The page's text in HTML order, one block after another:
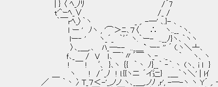
| } 〈 ﾍ_ﾉﾘ /´7
t'＾ｰﾍ_∨ /_ /
｀￣rﾍ_〉｀ヽ _ ,. -―' ､.}- ､
l ー ' ﾉヽ , '⌒＞ﾆ､７〈 ∴ ヽ..__｀ヽ、
lー‐ ' ヽ_´_ ｀ﾞ´ ヽ.｀ー- ..__ﾉ}ヽ､｀ヽヽ
〉､_＿,.､ ﾊ_―-- .._＿` ー‐ '' ´ (.ヽ＼亠､
ｆ､_ / V ｌ､￣｀〃´￣ ヽ_‐ ._ ｀ ヽ、ヽ
! ￣ ! ﾞ､ }､ヽ ｛{ ｀丶 ﾉ}__｀ ‐｀.丶 (ヽ、i l }
＿ ヽ ! /´_ﾉ ! l.{{ヽニ ´イ辷} _＿｀ヽ＼' |
／ ｀丶冫T_７＜-'_,ノノ ヽ､_＿,.ノﾉ ,r', -―-ヽ ヽ Y´ ,.